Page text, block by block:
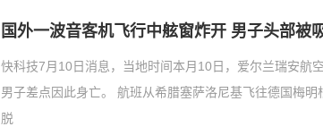
国外一波音客机飞行中舷窗炸开 男子头部被
快科技7月10日消息，当地时间本月10日，爱尔兰瑞安航
男子差点因此身亡。 航班从希腊塞萨洛尼基飞往德国梅
脱